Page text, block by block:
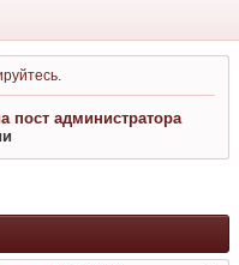
пост администратора